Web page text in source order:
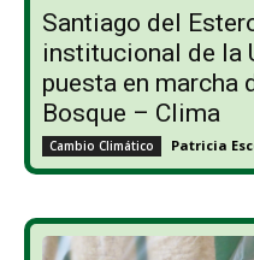
Santiago del
institucional de la
puesta en marcha
Bosque – Clima
Cambio Climático Patricia